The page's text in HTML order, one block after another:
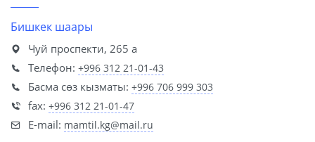
Бишкек шаары
Чуй проспекти, 265 а
Телефон: +996 312 21-01-43
Басма сөз кызматы: +996 706 999 303
fax: +996 312 21-01-47
E-mail: mamtil.kg@mail.ru